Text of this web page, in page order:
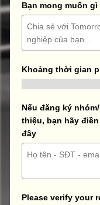
Bạn mong muốn
Khoảng thời gian
Nếu đăng ký
thiệu, bạn hãy
đây
Please verify your